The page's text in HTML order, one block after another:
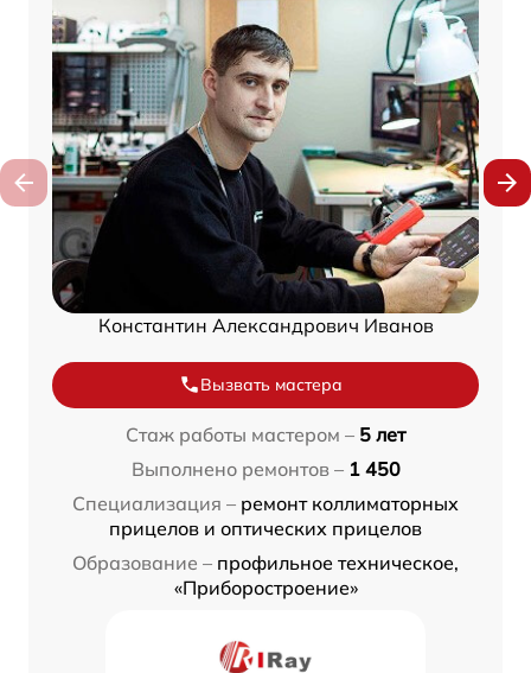
Константин Александрович Иванов
Вызвать мастера
Стаж работы мастером – 5 лет
Выполнено ремонтов – 1 450
Специализация – ремонт коллиматорных
прицелов и оптических прицелов
Образование – профильное техническое,
«Приборостроение»